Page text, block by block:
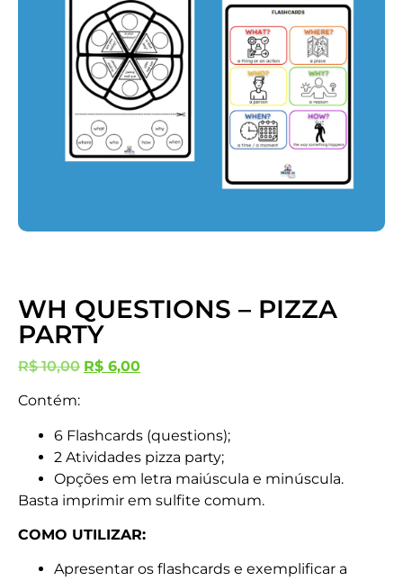
WH QUESTIONS – PIZZA
PARTY
R$10,00 R$ 6,00
Contém:
6 Flashcards (questions);
2 Atividades pizza party;
Opções em letra maiúscula e minúscula.
Basta imprimir em sulfite comum.
COMO UTILIZAR:
Apresentar os flashcards e exemplificar a